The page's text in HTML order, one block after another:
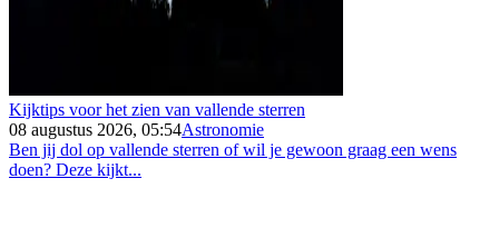
Kijktips voor het zien van vallende sterren
08 augustus 2026, 05:54Astronomie
Ben jij dol op vallende sterren of wil je gewoon graag een wens
doen? Deze kijkt...